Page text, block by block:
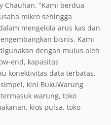
Chauhan. “Kami berdua
mikro sehingga
mengelola arus kas dan
bisnis. Kami
dengan mulus oleh
end, kapasitas
konektivitas data terbatas.
kini BukuWarung
warung, toko
kios pulsa, toko